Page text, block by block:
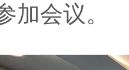
加会议。